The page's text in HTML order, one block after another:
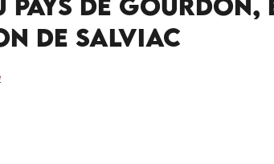
Pays de
de Salviac